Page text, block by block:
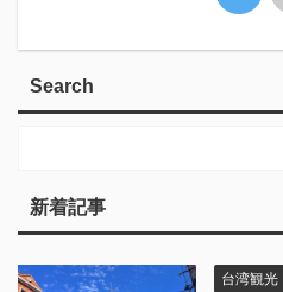
Search
新着記事
台湾観光